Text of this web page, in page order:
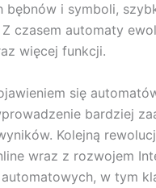
bębnów i symboli,
czasem automaty
więcej funkcji.
się
bardziej
Kolejną
wraz z rozwojem
w tym